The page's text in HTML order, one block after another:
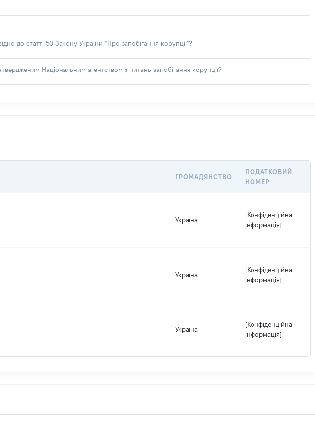
до статті 50 Закону України “Про запобігання корупції”?
Національним агентством з питань запобігання корупції?
ГРОМАДЯНСТВО
ПОДАТКОВИЙ
НОМЕР
Україна
[Конфіденційна
інформація]
Україна
[Конфіденційна
інформація]
Україна
[Конфіденційна
інформація]